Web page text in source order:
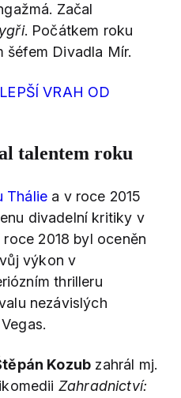
Začal
. Počátkem roku
šéfem Divadla Mír.
VRAH OD
talentem roku
Thálie a v roce 2015
divadelní kritiky v
2018 byl oceněn
výkon v
thrilleru
nezávislých
Kozub zahrál mj.
Zahradnictví: